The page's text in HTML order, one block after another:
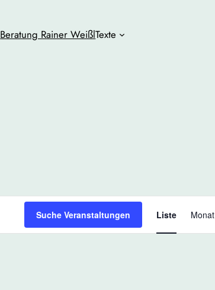
Beratung Rainer WeißlTexte
Suche Veranstaltungen Liste Monat